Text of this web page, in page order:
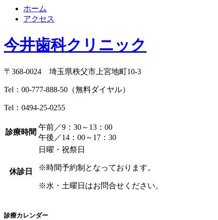
ホーム
アクセス
今井歯科クリニック
〒368-0024 埼玉県秩父市上宮地町10-3
Tel： 00-777-888-50 （無料ダイヤル）
Tel： 0494-25-0255
診療時間
午前／9：30～13：00
午後／14：00～17：30
休診日
日曜・祝祭日
※時間予約制となっております。
※水・土曜日はお問合せください。
診療カレンダー